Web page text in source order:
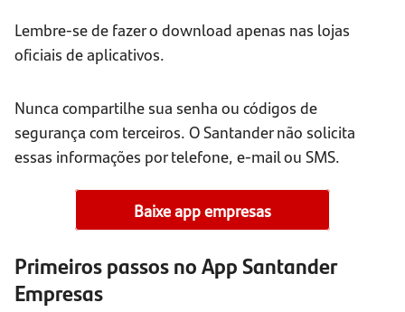
Lembre-se de fazer o download apenas nas lojas
oficiais de aplicativos.
Nunca compartilhe sua senha ou códigos de
segurança com terceiros. O Santander não solicita
essas informações por telefone, e-mail ou SMS.
Baixe app empresas
Primeiros passos no App Santander
Empresas